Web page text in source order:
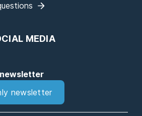
MEDIA
newsletter